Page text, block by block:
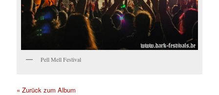
Pell Mell Festival
« Zurück zum Album